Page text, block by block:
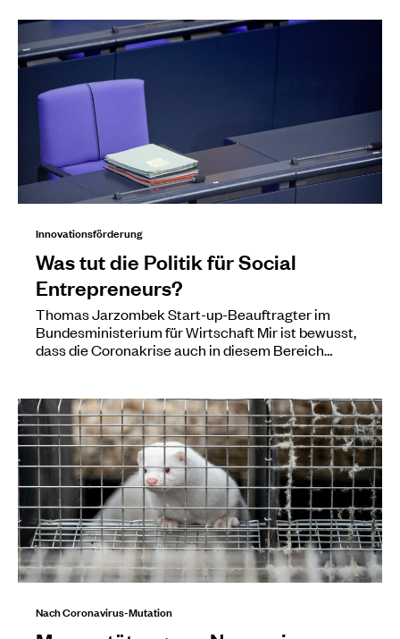
Innovationsförderung
Was tut die Politik für Social
Entrepreneurs?
Thomas Jarzombek Start-up-Beauftragter im
Bundesministerium für Wirtschaft Mir ist bewusst,
dass die Coronakrise auch in diesem Bereich…
Nach Coronavirus-Mutation